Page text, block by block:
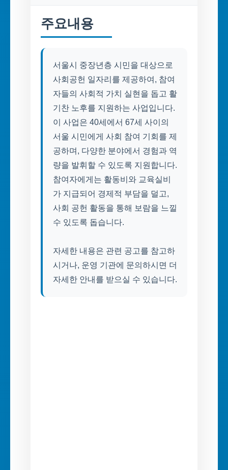
주요내용
서울시 중장년층 시민을 대상으로
사회공헌 일자리를 제공하여, 참여
자들의 사회적 가치 실현을 돕고 활
기찬 노후를 지원하는 사업입니다.
이 사업은 40세에서 67세 사이의
서울 시민에게 사회 참여 기회를 제
공하며, 다양한 분야에서 경험과 역
량을 발휘할 수 있도록 지원합니다.
참여자에게는 활동비와 교육실비
가 지급되어 경제적 부담을 덜고,
사회 공헌 활동을 통해 보람을 느낄
수 있도록 돕습니다.
자세한 내용은 관련 공고를 참고하
시거나, 운영 기관에 문의하시면 더
자세한 안내를 받으실 수 있습니다.